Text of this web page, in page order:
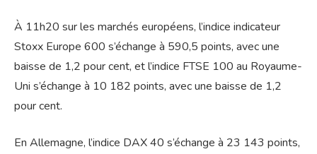
À 11h20 sur les marchés européens, l’indice indicateur
Stoxx Europe 600 s’échange à 590,5 points, avec une
baisse de 1,2 pour cent, et l’indice FTSE 100 au Royaume-
Uni s’échange à 10 182 points, avec une baisse de 1,2
pour cent.
En Allemagne, l’indice DAX 40 s’échange à 23 143 points,